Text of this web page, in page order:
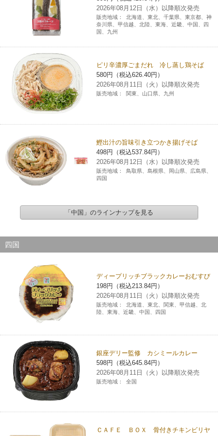
2026年08月12日（水）以降順次発売
販売地域：
北海道、東北、千葉県、東京都、神
奈川県、甲信越、北陸、東海、近畿、中国、四
国、九州
ピリ辛濃厚ごまだれ 冷し蒸し鶏そば
580円（税込626.40円）
2026年08月11日（火）以降順次発売
販売地域： 関東、山口県、九州
鰹出汁の旨味引き立つかき揚げそば
498円（税込537.84円）
2026年08月12日（水）以降順次発売
販売地域：
鳥取県、島根県、岡山県、広島県、
四国
「中国」のラインナップを見る
四国
ディープリッチブラックカレーおむすび
198円（税込213.84円）
2026年08月11日（火）以降順次発売
販売地域：
北海道、東北、関東、甲信越、北
陸、東海、近畿、中国、四国
銀座デリー監修 カシミールカレー
598円（税込645.84円）
2026年08月11日（火）以降順次発売
販売地域： 全国
ＣＡＦＥ ＢＯＸ 骨付きチキンビリヤ